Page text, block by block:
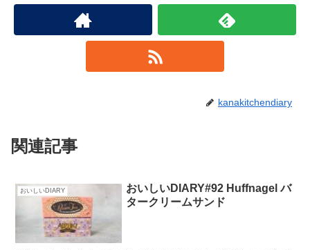
kanakitchendiary
関連記事
おいしいDIARY
おいしいDIARY#92 Huffnagel バ
タークリームサンド